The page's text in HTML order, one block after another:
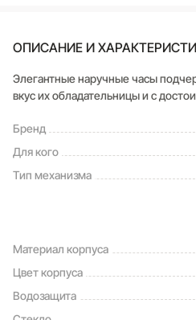
ОПИСАНИЕ И
Элегантные наручные часы
вкус их обладательницы и с
Бренд
Для кого
Тип механизма
Материал корпуса
Цвет корпуса
Водозащита